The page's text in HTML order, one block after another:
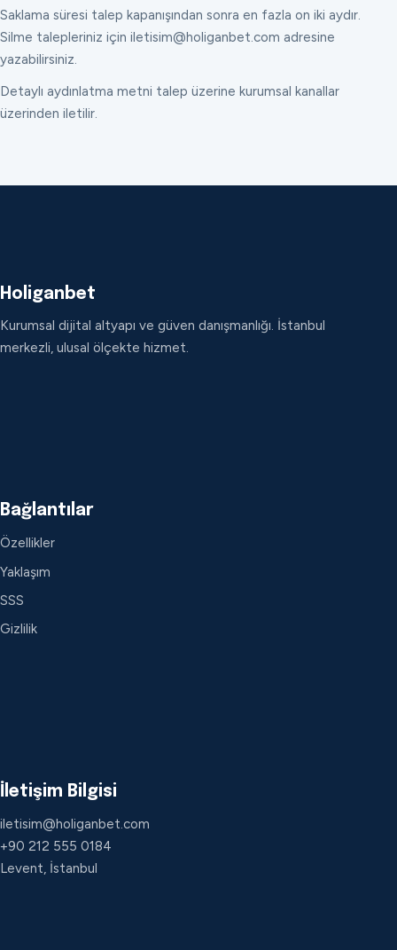
Saklama süresi talep kapanışından sonra en fazla on iki aydır.
Silme talepleriniz için iletisim@holiganbet.com adresine
yazabilirsiniz.
Detaylı aydınlatma metni talep üzerine kurumsal kanallar
üzerinden iletilir.
Holiganbet
Kurumsal dijital altyapı ve güven danışmanlığı. İstanbul
merkezli, ulusal ölçekte hizmet.
Bağlantılar
Özellikler
Yaklaşım
SSS
Gizlilik
İletişim Bilgisi
iletisim@holiganbet.com
+90 212 555 0184
Levent, İstanbul